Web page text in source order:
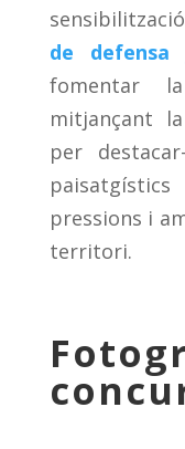
de
fomentar
mitjançant
per
pressions i
territori.